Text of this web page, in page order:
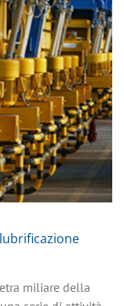
miliare della